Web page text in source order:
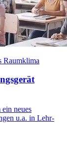
Raumklima
neues
u.a. in Lehr-